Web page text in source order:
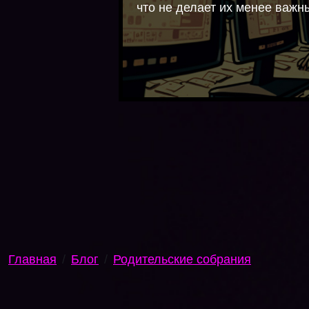
что не делает их менее
Главная Блог Родительские собрания